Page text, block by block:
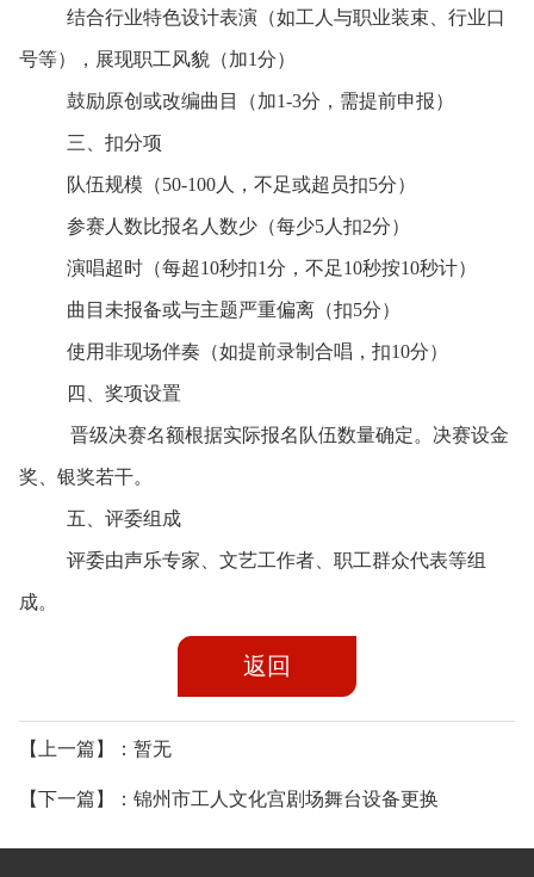
结合行业特色设计表演（如工人与职业装束、行业口
号等），展现职工风貌（加1分）
鼓励原创或改编曲目（加1-3分，需提前申报）
三、扣分项
队伍规模（50-100 人，不足或超员扣5分）
参赛人数比报名人数少（每少5 人扣2分）
演唱超时（每超10秒扣1分，不足10秒按10秒计）
曲目未报备或与主题严重偏离（扣5分）
使用非现场伴奏（如提前录制合唱，扣10分）
四、奖项设置
晋级决赛名额根据实际报名队伍数量确定。决赛设金
奖、银奖若干。
五、评委组成
评委由声乐专家、文艺工作者、职工群众代表等组
成。
返回
【上一篇】：暂无
【下一篇】：锦州市工人文化宫剧场舞台设备更换